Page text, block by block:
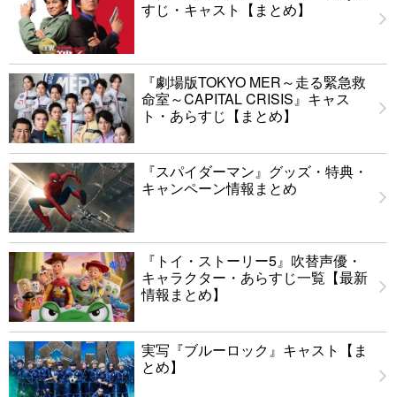
すじ・キャスト【まとめ】
『劇場版TOKYO MER～走る緊急救
命室～CAPITAL CRISIS』キャス
ト・あらすじ【まとめ】
『スパイダーマン』グッズ・特典・
キャンペーン情報まとめ
『トイ・ストーリー5』吹替声優・
キャラクター・あらすじ一覧【最新
情報まとめ】
実写『ブルーロック』キャスト【ま
とめ】